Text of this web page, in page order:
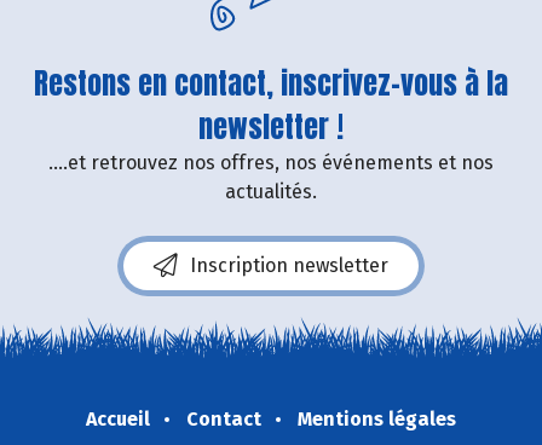
Restons en contact, inscrivez-vous à la
newsletter !
....et retrouvez nos offres, nos événements et nos
actualités.
Inscription newsletter
Accueil Contact
Mentions légales